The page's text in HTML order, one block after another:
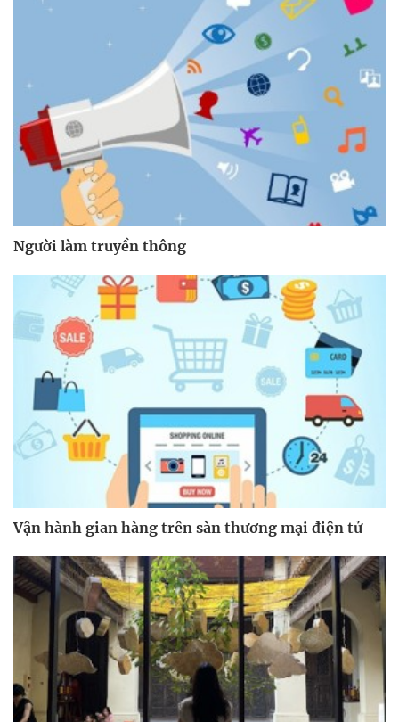
Người làm truyền thông
Vận hành gian hàng trên sàn thương mại điện tử